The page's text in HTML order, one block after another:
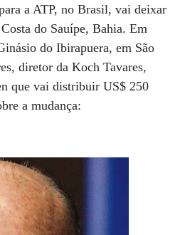
a ATP, no Brasil, vai deixar
do Sauípe, Bahia. Em
do Ibirapuera, em São
diretor da Koch Tavares,
que vai distribuir US$ 250
a mudança: